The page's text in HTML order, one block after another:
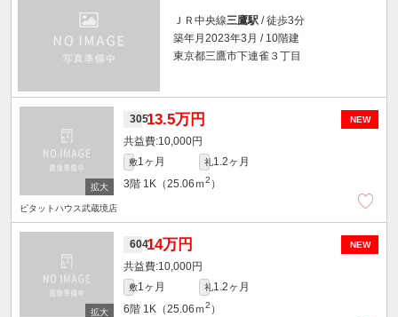
ＪＲ中央線三鷹駅 / 徒歩3分
築年月2023年3月 / 10階建
東京都三鷹市下連雀３丁目
NEW
30513.5万円
10,000円
敷1ヶ月 礼1.2ヶ月
3階 1K（25.06ｍ2 ）
ピタットハウス武蔵境店
NEW
60414万円
10,000円
敷1ヶ月 礼1.2ヶ月
6階 1K（25.06ｍ2 ）